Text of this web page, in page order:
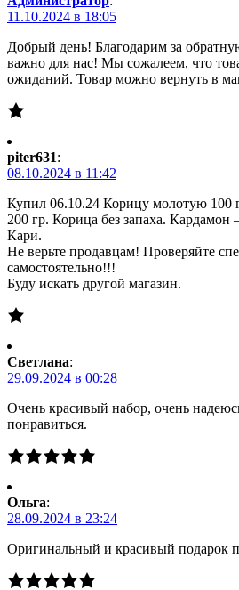
11.10.2024 в 18:05
Добрый день! Благодарим за
важно для нас! Мы сожалеем, что
ожиданий. Товар можно вернуть в
piter631:
08.10.2024 в 11:42
Купил 06.10.24 Корицу молотую 100
200 гр. Корица без запаха.
Кари.
Не верьте продавцам! Проверяйте
самостоятельно!!!
Буду искать другой магазин.
Светлана:
29.09.2024 в 00:28
Очень красивый набор, очень
понравиться.
Ольга:
28.09.2024 в 23:24
Оригинальный и красивый подарок